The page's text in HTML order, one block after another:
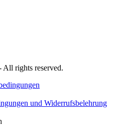
All rights reserved.
und Widerrufsbelehrung